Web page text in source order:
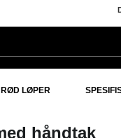
LØPER
håndtak